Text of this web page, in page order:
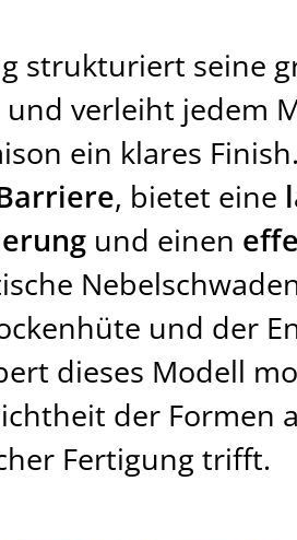
strukturiert seine
und verleiht jedem
ein klares
, bietet eine
und einen
und der
dieses Modell
der Formen
Fertigung trifft.